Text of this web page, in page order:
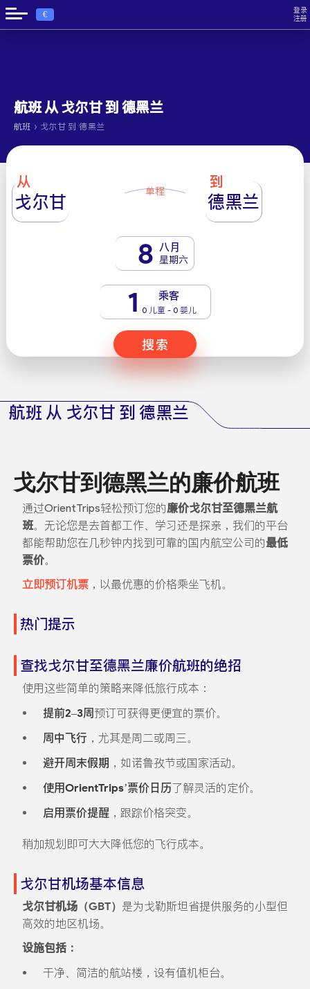
€
登录
注册
航班 从 戈尔甘 到 德黑兰
航班 › 戈尔甘 到 德黑兰
从
戈尔甘 单程
到
德黑兰
8 八月
星期六
1 乘客
0 儿童 - 0 婴儿
搜索
航班 从 戈尔甘 到 德黑兰
戈尔甘到德黑兰的廉价航班
通过OrientTrips轻松预订您的廉价戈尔甘至德黑兰航
班。无论您是去首都工作、学习还是探亲，我们的平台
都能帮助您在几秒钟内找到可靠的国内航空公司的最低
票价。
立即预订机票，以最优惠的价格乘坐飞机。
热门提示
查找戈尔甘至德黑兰廉价航班的绝招
使用这些简单的策略来降低旅行成本：
提前2–3周预订可获得更便宜的票价。
周中飞行 ，尤其是周二或周三。
避开周末假期 ，如诺鲁孜节或国家活动。
使用OrientTrips’票价日历了解灵活的定价。
启用票价提醒 ，跟踪价格突变。
稍加规划即可大大降低您的飞行成本。
戈尔甘机场基本信息
戈尔甘机场（GBT） 是为戈勒斯坦省提供服务的小型但
高效的地区机场。
设施包括：
干净、简洁的航站楼，设有值机柜台。